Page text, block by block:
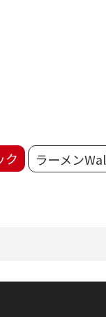
ク ラーメン